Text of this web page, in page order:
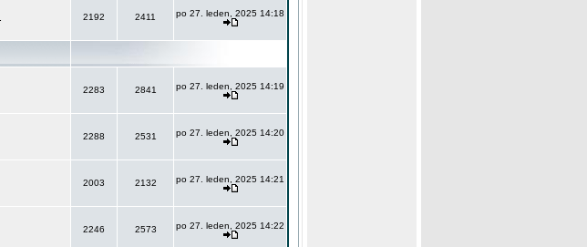
2192 2411 po 27. leden, 2025 14:18
2283 2841 po 27. leden, 2025 14:19
2288 2531 po 27. leden, 2025 14:20
2003 2132 po 27. leden, 2025 14:21
2246 2573 po 27. leden, 2025 14:22